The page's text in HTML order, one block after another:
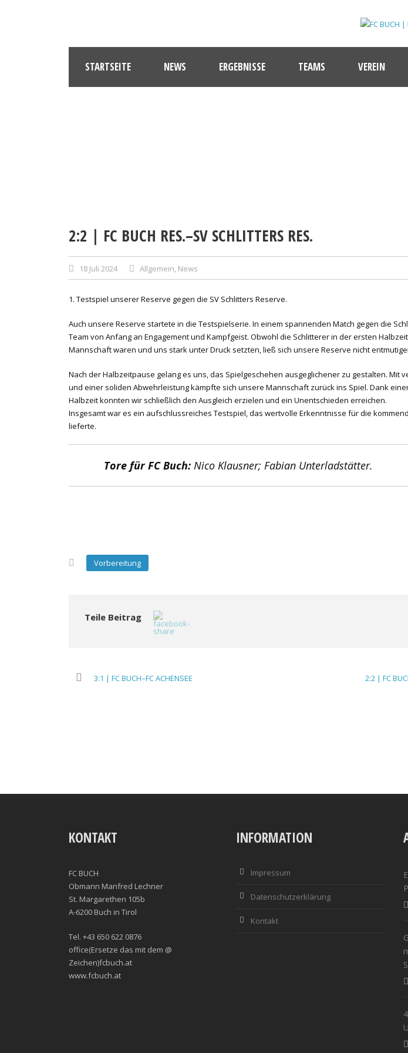
STARTSEITE NEWS ERGEBNISSE TEAMS VEREIN
2:2 | FC BUCH RES.–SV SCHLITTERS RES.
18 Juli 2024 Allgemein News
1. Testspiel unserer Reserve gegen die SV Schlitters Reserve.
Auch unsere Reserve startete in die Testspielserie. In einem spannenden Match gegen die
Team von Anfang an Engagement und Kampfgeist. Obwohl die Schlitterer in der ersten
Mannschaft waren und uns stark unter Druck setzten, ließ sich unsere Reserve nicht
Nach der Halbzeitpause gelang es uns, das Spielgeschehen ausgeglichener zu gestalten. Mit
und einer soliden Abwehrleistung kämpfte sich unsere Mannschaft zurück ins Spiel. Dank
Halbzeit konnten wir schließlich den Ausgleich erzielen und ein Unentschieden erreichen.
Insgesamt war es ein aufschlussreiches Testspiel, das wertvolle Erkenntnisse für die
lieferte.
Tore für FC Buch: Nico Klausner; Fabian Unterladstätter.
Vorbereitung
Teile Beitrag
3:1 | FC BUCH–FC ACHENSEE 2:2 | FC
KONTAKT
FC BUCH
Obmann Manfred Lechner
St. Margarethen 105b
A-6200 Buch in Tirol
Tel. +43 650 622 0876
office(Ersetze das mit dem @
Zeichen)fcbuch.at
www.fcbuch.at
INFORMATION
Impressum
Datenschutzerklärung
Kontakt